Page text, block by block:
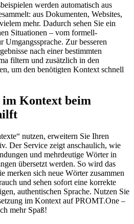
werden automatisch aus
aus Dokumenten, Websites,
mehr. Dadurch sehen Sie ein
Situationen – vom formell-
Umgangssprache. Zur besseren
nach einer bestimmten
filtern und zusätzlich in den
um den benötigten Kontext schnell
im Kontext beim
nutzen, erweitern Sie Ihren
Der Service zeigt anschaulich, wie
und mehrdeutige Wörter in
übersetzt werden. So wird das
merken sich neue Wörter zusammen
und sehen sofort eine korrekte
authentischen Sprache. Nutzen Sie
im Kontext auf PROMT.One –
mehr Spaß!